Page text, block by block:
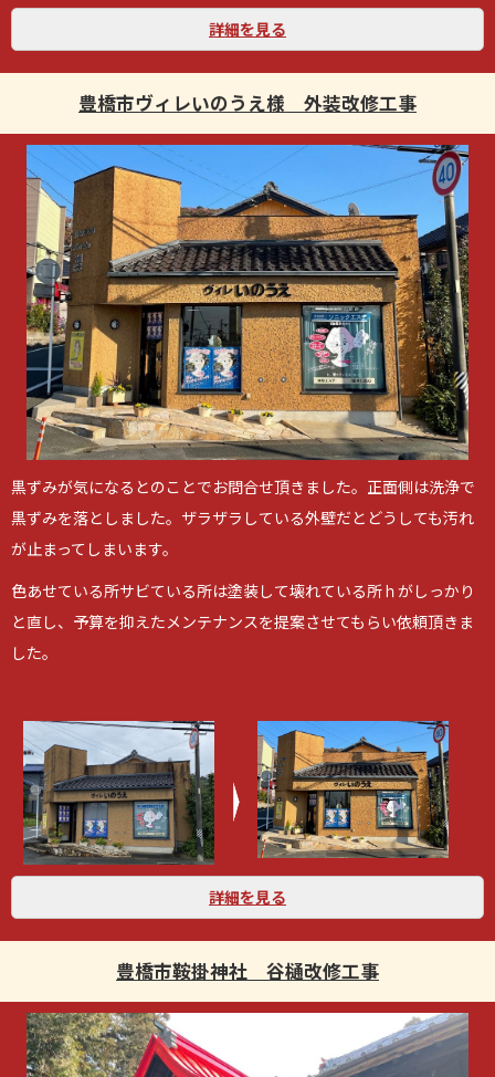
詳細を見る
豊橋市ヴィレいのうえ様 外装改修工事
黒ずみが気になるとのことでお問合せ頂きました。正面側は洗浄で
黒ずみを落としました。ザラザラしている外壁だとどうしても汚れ
が止まってしまいます。
色あせている所サビている所は塗装して壊れている所ｈがしっかり
と直し、予算を抑えたメンテナンスを提案させてもらい依頼頂きま
した。
詳細を見る
豊橋市鞍掛神社 谷樋改修工事